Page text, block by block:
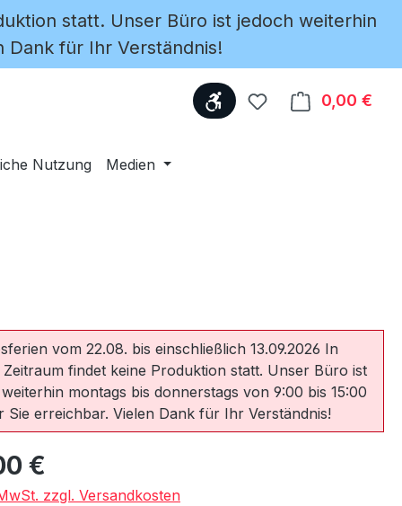
statt. Unser Büro ist jedoch weiterhin
Dank für Ihr Verständnis!
Werkzeugleiste anzeigen
Du hast 00,00 €
Nutzung Medien
vom 22.08. bis einschließlich 13.09.2026 In
Zeitraum findet keine Produktion statt. Unser Büro ist
montags bis donnerstags von 9:00 bis 15:00
Sie erreichbar. Vielen Dank für Ihr Verständnis!
€
zzgl. Versandkosten